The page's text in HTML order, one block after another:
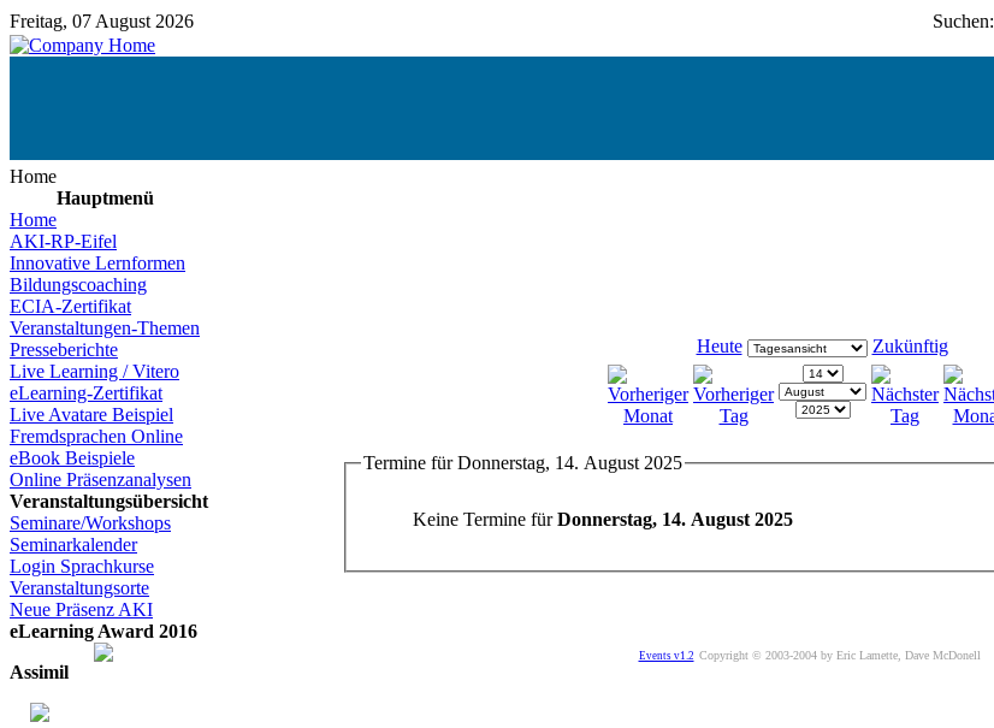
Freitag, 07 August 2026 Suchen:
Home
Hauptmenü
Home
AKI-RP-Eifel
Innovative Lernformen
Bildungscoaching
ECIA-Zertifikat
Veranstaltungen-Themen
Presseberichte
Live Learning / Vitero
eLearning-Zertifikat
Live Avatare Beispiel
Fremdsprachen Online
eBook Beispiele
Online Präsenzanalysen
Veranstaltungsübersicht
Seminare/Workshops
Seminarkalender
Login Sprachkurse
Veranstaltungsorte
Neue Präsenz AKI
eLearning Award 2016
Assimil
Heute Zukünftig
Termine für Donnerstag, 14. August 2025
Keine Termine fürDonnerstag, 14. August 2025
Events v1.2 Copyright © 2003-2004 by Eric Lamette, Dave McDonell